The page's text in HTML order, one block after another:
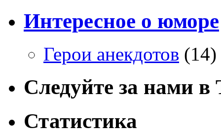
Интересное о юморе
Герои анекдотов (14)
Следуйте за нами
Статистика